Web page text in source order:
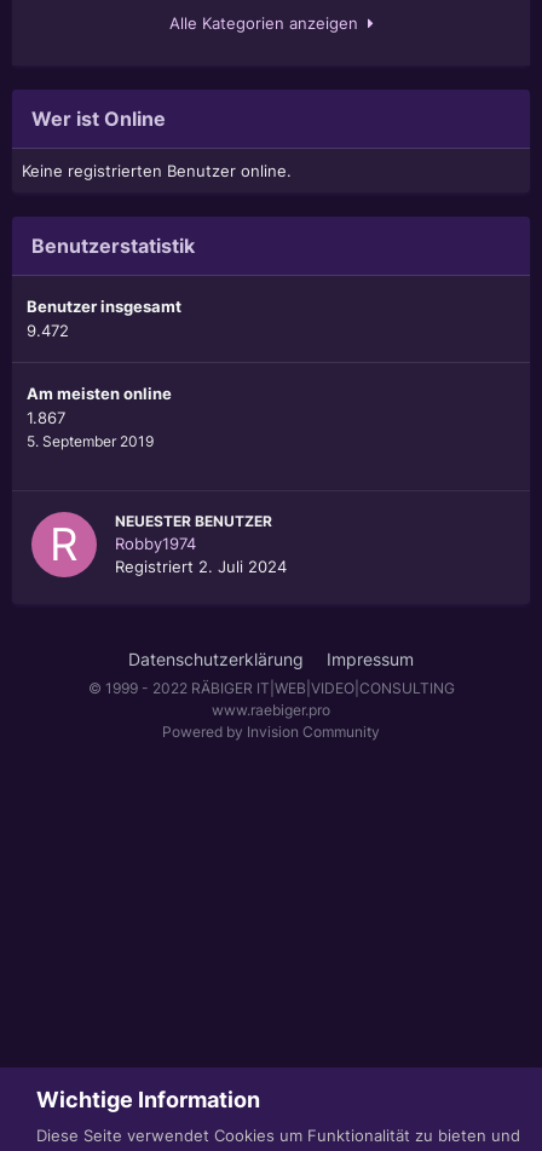
Alle Kategorien anzeigen
Wer ist Online
Keine registrierten Benutzer online.
Benutzerstatistik
Benutzer insgesamt
9.472
Am meisten online
1.867
5. September 2019
NEUESTER BENUTZER
Robby1974
Registriert 2. Juli 2024
Datenschutzerklärung Impressum
© 1999 - 2022 RÄBIGER IT|WEB|VIDEO|CONSULTING
www.raebiger.pro
Powered by Invision Community
Wichtige Information
Diese Seite verwendet Cookies um Funktionalität zu bieten und